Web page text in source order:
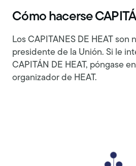
Cómo hacerse
Los CAPITANES DE HEAT son
presidente de la Unión. Si le
CAPITÁN DE HEAT, póngase
organizador de HEAT.